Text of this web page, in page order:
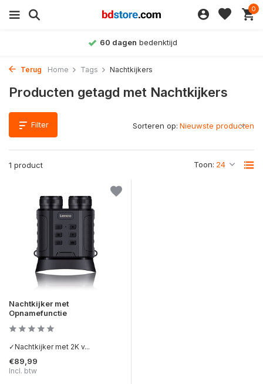
0
60 dagen bedenktijd
Terug Home Tags Nachtkijkers
Producten getagd met Nachtkijkers
Filter
1 product Toon:
Sorteren op:
Nachtkijker met
Opnamefunctie
✓Nachtkijker met 2K v...
€89,99
Incl. btw